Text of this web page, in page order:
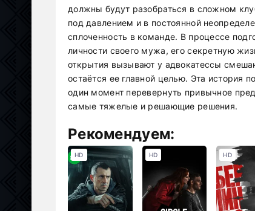
должны будут разобраться в сложном
под давлением и в постоянной
сплоченность в команде. В процессе
личности своего мужа, его секретную
открытия вызывают у адвокатессы
остаётся ее главной целью. Эта история
один момент перевернуть привычное
самые тяжелые и решающие решения.
Рекомендуем:
HD HD HD